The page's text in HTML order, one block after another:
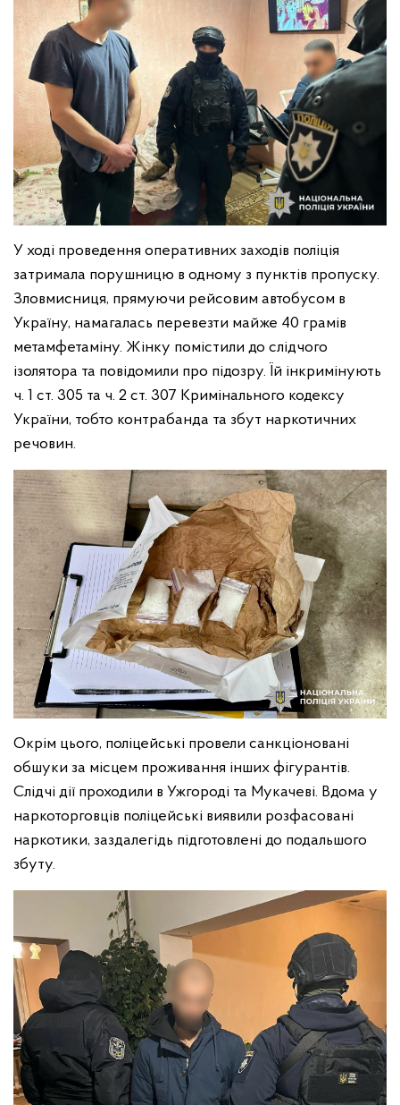
У ході проведення оперативних заходів поліція
затримала порушницю в одному з пунктів пропуску.
Зловмисниця, прямуючи рейсовим автобусом в
Україну, намагалась перевезти майже 40 грамів
метамфетаміну. Жінку помістили до слідчого
ізолятора та повідомили про підозру. Їй інкримінують
ч. 1 ст. 305 та ч. 2 ст. 307 Кримінального кодексу
України, тобто контрабанда та збут наркотичних
речовин.
Окрім цього, поліцейські провели санкціоновані
обшуки за місцем проживання інших фігурантів.
Слідчі дії проходили в Ужгороді та Мукачеві. Вдома у
наркоторговців поліцейські виявили розфасовані
наркотики, заздалегідь підготовлені до подальшого
збуту.